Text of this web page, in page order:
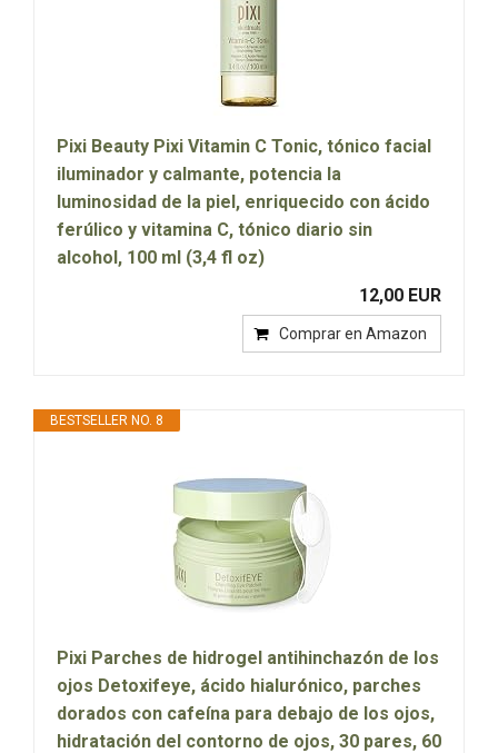
Pixi Beauty Pixi Vitamin C Tonic, tónico facial
iluminador y calmante, potencia la
luminosidad de la piel, enriquecido con ácido
ferúlico y vitamina C, tónico diario sin
alcohol, 100 ml (3,4 fl oz)
12,00 EUR
Comprar en Amazon
BESTSELLER NO. 8
Pixi Parches de hidrogel antihinchazón de los
ojos Detoxifeye, ácido hialurónico, parches
dorados con cafeína para debajo de los ojos,
hidratación del contorno de ojos, 30 pares, 60